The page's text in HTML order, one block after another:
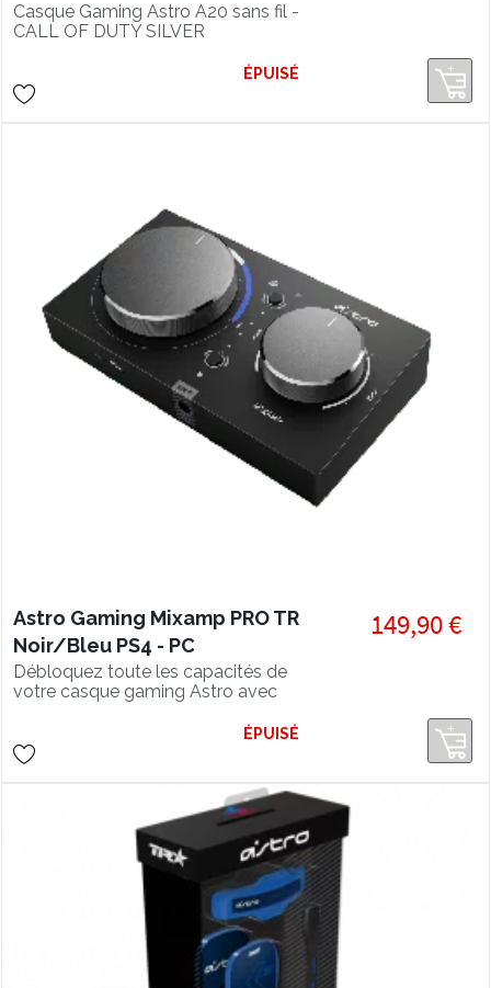
Casque Gaming Astro A20 sans fil -
CALL OF DUTY SILVER
ÉPUISÉ
Astro Gaming Mixamp PRO TR
Noir/Bleu PS4 - PC
Débloquez toute les capacités de
votre casque gaming Astro avec
amplifieur de haute qualité est idéal
pour la compétition et la création de
contenu.
149,90 €
ÉPUISÉ